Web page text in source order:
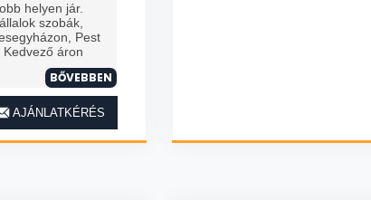
helyen jár.
szobák,
Pest
áron
BŐVEBBEN
AJÁNLATKÉRÉS